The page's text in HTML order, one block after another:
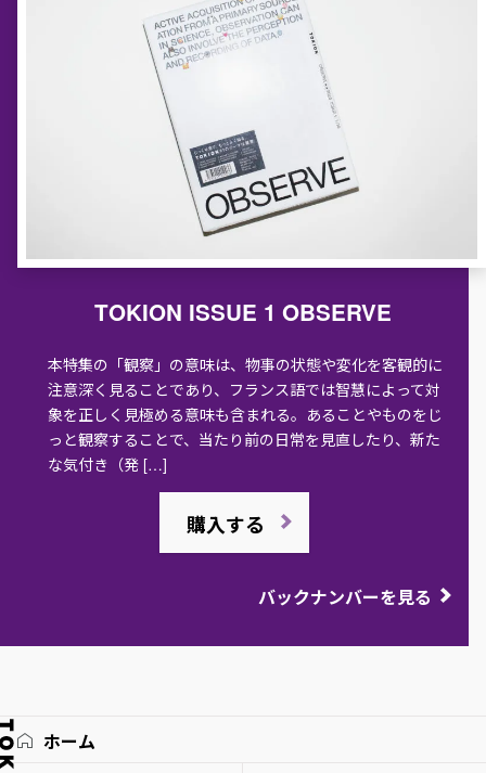
TOKION ISSUE 1 OBSERVE
本特集の「観察」の意味は、物事の状態や変化を客観的に
注意深く見ることであり、フランス語では智慧によって対
象を正しく見極める意味も含まれる。あることやものをじ
っと観察することで、当たり前の日常を見直したり、新た
な気付き（発 […]
購入する
バックナンバーを見る
ホーム